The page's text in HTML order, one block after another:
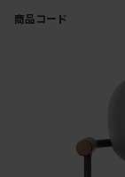
商品コード